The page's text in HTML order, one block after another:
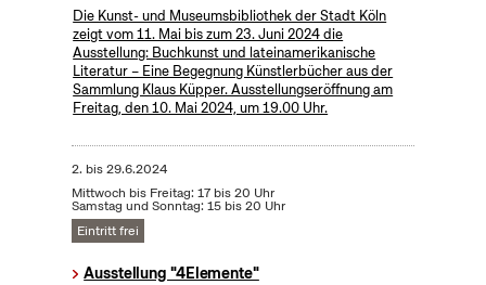
Die Kunst- und Museumsbibliothek der Stadt Köln
zeigt vom 11. Mai bis zum 23. Juni 2024 die
Ausstellung: Buchkunst und lateinamerikanische
Literatur – Eine Begegnung Künstlerbücher aus der
Sammlung Klaus Küpper. Ausstellungseröffnung am
Freitag, den 10. Mai 2024, um 19.00 Uhr.
2. bis29.6.2024
Mittwoch bis Freitag: 17 bis 20 Uhr
Samstag und Sonntag: 15 bis 20 Uhr
Eintritt frei
Ausstellung "4Elemente"